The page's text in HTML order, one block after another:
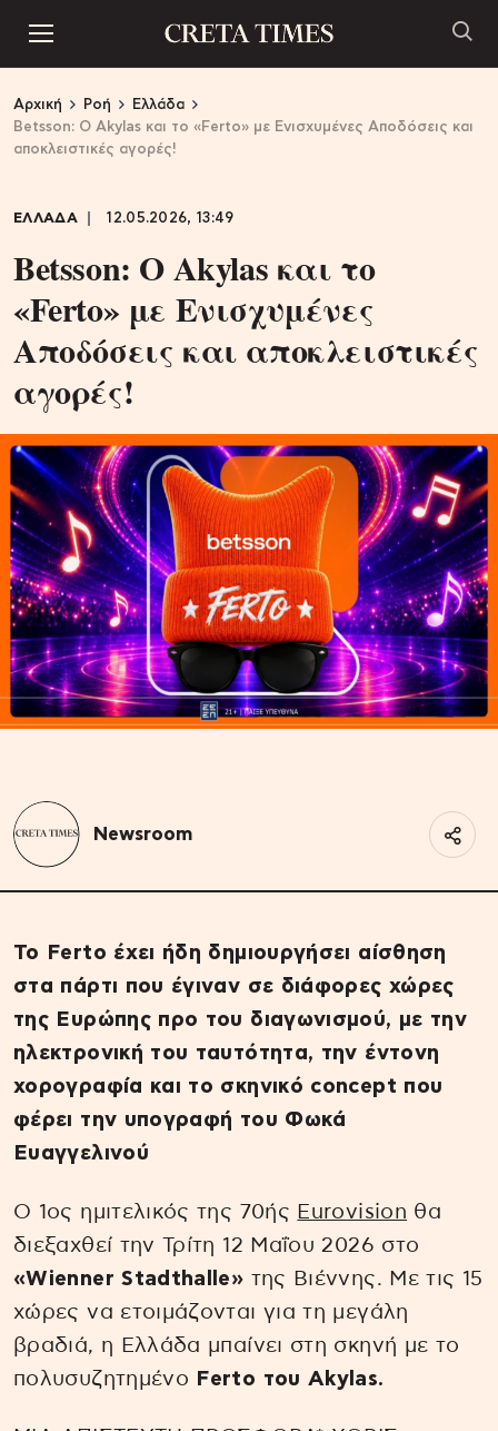
Αρχική Ροή
Ελλάδα
Betsson: Ο Akylas και το «Ferto» με Ενισχυμένες Αποδόσεις και
αποκλειστικές αγορές!
ΕΛΛΑΔΑ 12.05.2026, 13:49
Betsson: Ο Akylas και το
«Ferto» με Ενισχυμένες
Αποδόσεις και αποκλειστικές
αγορές!
Newsroom
Το Ferto έχει ήδη δημιουργήσει αίσθηση
στα πάρτι που έγιναν σε διάφορες χώρες
της Ευρώπης προ του διαγωνισμού, με την
ηλεκτρονική του ταυτότητα, την έντονη
χορογραφία και το σκηνικό concept που
φέρει την υπογραφή του Φωκά
Ευαγγελινού
Ο 1ος ημιτελικός της 70ής Eurovision θα
διεξαχθεί την Τρίτη 12 Μαΐου 2026 στο
«Wienner Stadthalle» της Βιέννης. Με τις 15
χώρες να ετοιμάζονται για τη μεγάλη
βραδιά, η Ελλάδα μπαίνει στη σκηνή με το
πολυσυζητημένο Ferto του Akylas.